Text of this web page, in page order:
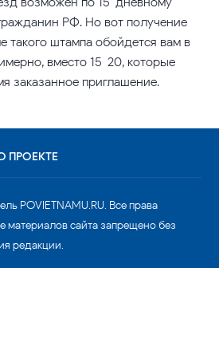
РФ. Но вот получение
такого штампа обойдется вам в
вместо 15-20, которые
заказанное приглашение.
ПРОЕКТЕ
POVIETNAMU.RU. Все права
сайта запрещено без
редакции.